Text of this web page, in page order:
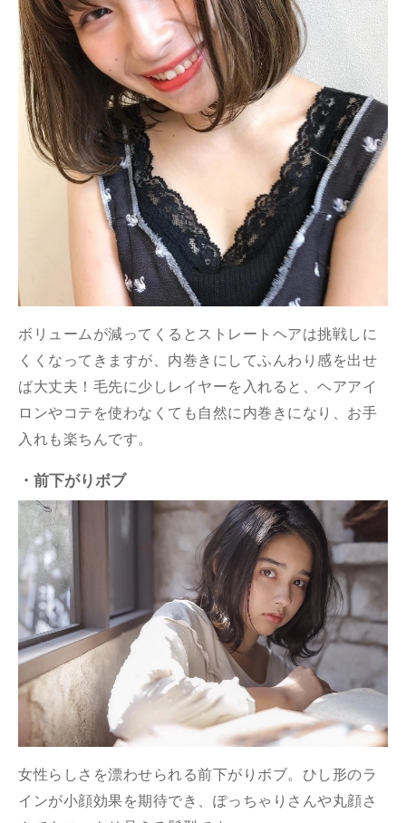
ボリュームが減ってくるとストレートヘアは挑戦しに
くくなってきますが、内巻きにしてふんわり感を出せ
ば大丈夫！毛先に少しレイヤーを入れると、ヘアアイ
ロンやコテを使わなくても自然に内巻きになり、お手
入れも楽ちんです。
・前下がりボブ
女性らしさを漂わせられる前下がりボブ。ひし形のラ
インが小顔効果を期待でき、ぽっちゃりさんや丸顔さ